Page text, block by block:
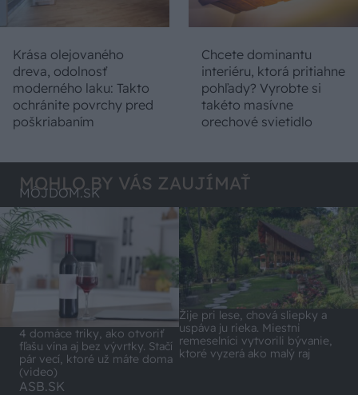
Krása olejovaného
dreva, odolnosť
moderného laku: Takto
ochránite povrchy pred
poškriabaním
Chcete dominantu
interiéru, ktorá pritiahne
pohľady? Vyrobte si
takéto masívne
orechové svietidlo
MOHLO BY VÁS ZAUJÍMAŤ
MÔJDOM.SK
4 domáce triky, ako otvoriť
fľašu vína aj bez vývrtky. Stačí
pár vecí, ktoré už máte doma
(video)
Žije pri lese, chová sliepky a
uspáva ju rieka. Miestni
remeselníci vytvorili bývanie,
ktoré vyzerá ako malý raj
ASB.SK